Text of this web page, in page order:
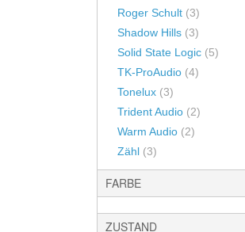
Roger Schult (3)
Shadow Hills (3)
Solid State Logic (5)
TK-ProAudio (4)
Tonelux (3)
Trident Audio (2)
Warm Audio (2)
Zähl (3)
FARBE
ZUSTAND